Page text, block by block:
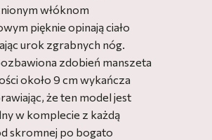
włóknom
pięknie opinają ciało
urok zgrabnych nóg.
zdobień manszeta
około 9 cm wykańcza
że ten model jest
w komplecie z każdą
skromnej po bogato